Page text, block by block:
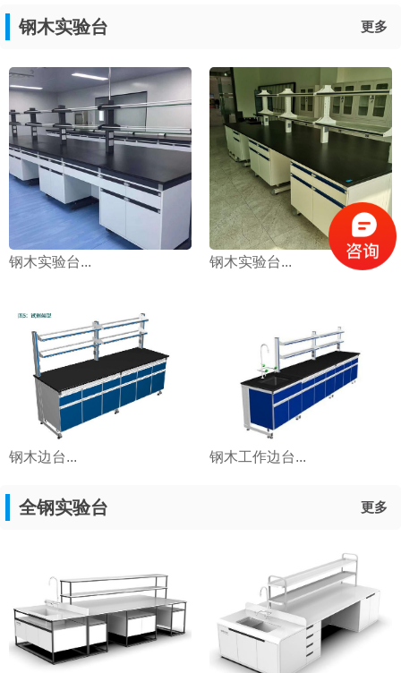
钢木实验台 更多
钢木实验台... 钢木实验台...
钢木边台... 钢木工作边台...
全钢实验台 更多